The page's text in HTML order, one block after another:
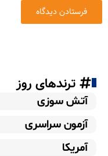
ترندهای روز
آتش سوزی
آزمون سراسری
آمریکا